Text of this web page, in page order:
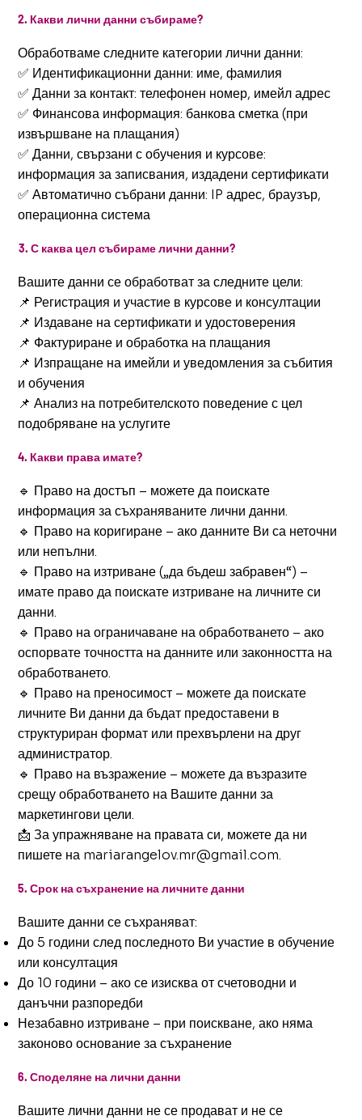
2. Какви лични данни събираме?
Обработваме следните категории лични данни:
✅ Идентификационни данни: име, фамилия
✅ Данни за контакт: телефонен номер, имейл адрес
✅ Финансова информация: банкова сметка (при
извършване на плащания)
✅ Данни, свързани с обучения и курсове:
информация за записвания, издадени сертификати
✅ Автоматично събрани данни: IP адрес, браузър,
операционна система
3. С каква цел събираме лични данни?
Вашите данни се обработват за следните цели:
📌 Регистрация и участие в курсове и консултации
📌 Издаване на сертификати и удостоверения
📌 Фактуриране и обработка на плащания
📌 Изпращане на имейли и уведомления за събития
и обучения
📌 Анализ на потребителското поведение с цел
подобряване на услугите
4. Какви права имате?
🔹 Право на достъп – можете да поискате
информация за съхраняваните лични данни.
🔹 Право на коригиране – ако данните Ви са неточни
или непълни.
🔹 Право на изтриване („да бъдеш забравен“) –
имате право да поискате изтриване на личните си
данни.
🔹 Право на ограничаване на обработването – ако
оспорвате точността на данните или законността на
обработването.
🔹 Право на преносимост – можете да поискате
личните Ви данни да бъдат предоставени в
структуриран формат или прехвърлени на друг
администратор.
🔹 Право на възражение – можете да възразите
срещу обработването на Вашите данни за
маркетингови цели.
📩 За упражняване на правата си, можете да ни
пишете на mariarangelov.mr@gmail.com.
5. Срок на съхранение на личните данни
Вашите данни се съхраняват:
До 5 години след последното Ви участие в обучение
или консултация
До 10 години – ако се изисква от счетоводни и
данъчни разпоредби
Незабавно изтриване – при поискване, ако няма
законово основание за съхранение
6. Споделяне на лични данни
Вашите лични данни не се продават и не се